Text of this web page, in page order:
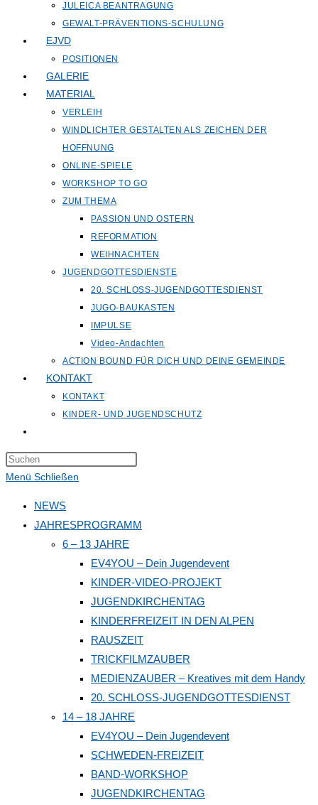
JULEICA BEANTRAGUNG
GEWALT-PRÄVENTIONS-SCHULUNG
EJVD
POSITIONEN
GALERIE
MATERIAL
VERLEIH
WINDLICHTER GESTALTEN ALS ZEICHEN DER
HOFFNUNG
ONLINE-SPIELE
WORKSHOP TO GO
ZUM THEMA
PASSION UND OSTERN
REFORMATION
WEIHNACHTEN
JUGENDGOTTESDIENSTE
20. SCHLOSS-JUGENDGOTTESDIENST
JUGO-BAUKASTEN
IMPULSE
Video-Andachten
ACTION BOUND FÜR DICH UND DEINE GEMEINDE
KONTAKT
KONTAKT
KINDER- UND JUGENDSCHUTZ
umschalten
the
panel.
Menü Schließen
NEWS
JAHRESPROGRAMM
6 – 13 JAHRE
EV4YOU – Dein Jugendevent
KINDER-VIDEO-PROJEKT
JUGENDKIRCHENTAG
KINDERFREIZEIT IN DEN ALPEN
RAUSZEIT
TRICKFILMZAUBER
MEDIENZAUBER – Kreatives mit dem Handy
20. SCHLOSS-JUGENDGOTTESDIENST
14 – 18 JAHRE
EV4YOU – Dein Jugendevent
SCHWEDEN-FREIZEIT
BAND-WORKSHOP
JUGENDKIRCHENTAG